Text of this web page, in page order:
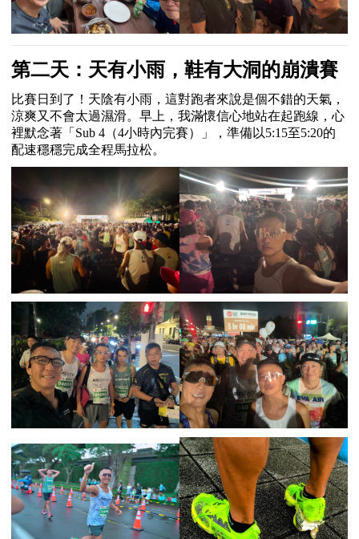
第二天：天有小雨，鞋有大洞的崩潰賽
比賽日到了！天陰有小雨，這對跑者來說是個不錯的天氣，
涼爽又不會太過濕滑。早上，我滿懷信心地站在起跑線，心
裡默念著「 Sub 4 （4小時內完賽）」，準備以5:15至5:20的
配速穩穩完成全程馬拉松。